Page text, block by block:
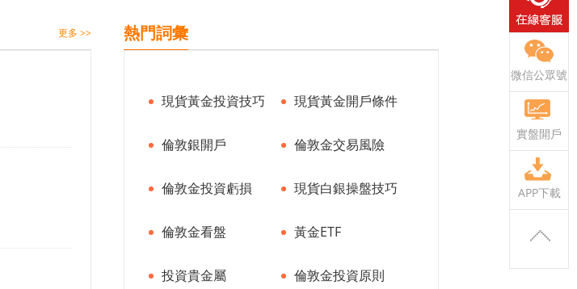
微信公眾號
實盤開戶
APP下載
更多 >> 熱門詞彙
現貨黃金投資技巧 現貨黃金開戶條件
倫敦銀開戶 倫敦金交易風險
倫敦金投資虧損 現貨白銀操盤技巧
倫敦金看盤 黃金ETF
投資貴金屬 倫敦金投資原則